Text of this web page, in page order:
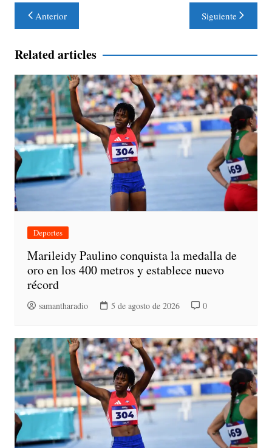
Navegación
de
entradas
Anterior Siguiente
Related articles
Deportes
Marileidy Paulino conquista la medalla de
oro en los 400 metros y establece nuevo
récord
samantharadio 5 de agosto de 2026 0